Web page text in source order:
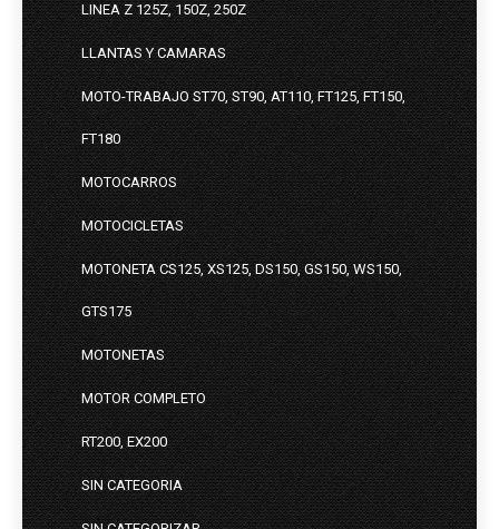
LINEA Z 125Z, 150Z, 250Z
LLANTAS Y CAMARAS
MOTO-TRABAJO ST70, ST90, AT110, FT125, FT150,
FT180
MOTOCARROS
MOTOCICLETAS
MOTONETA CS125, XS125, DS150, GS150, WS150,
GTS175
MOTONETAS
MOTOR COMPLETO
RT200, EX200
SIN CATEGORIA